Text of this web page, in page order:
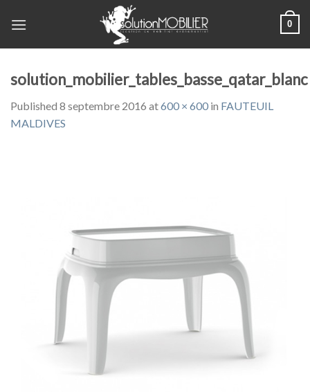
0
solution_mobilier_tables_basse_qatar_blanc
Published 8 septembre 2016 at600 × 600 in FAUTEUIL
MALDIVES